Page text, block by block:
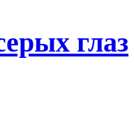
глаз